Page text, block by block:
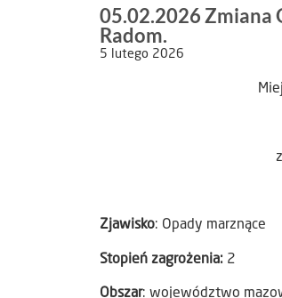
05.02.2026 Zmiana
Radom.
5 lutego 2026
Zjawisko: Opady marznące
Stopień zagrożenia: 2
Obszar: województwo